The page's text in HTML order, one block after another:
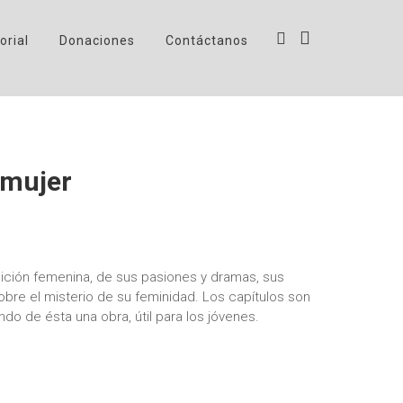
Donaciones Contáctanos
femenina, de sus pasiones y dramas, sus
el misterio de su feminidad. Los capítulos son
de ésta una obra, útil para los jóvenes.